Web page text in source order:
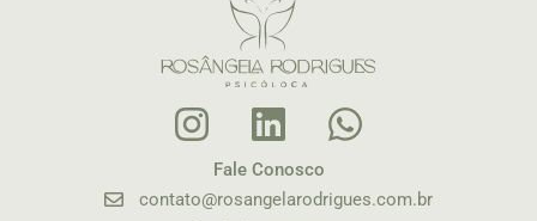
Fale Conosco
contato@rosangelarodrigues.com.br